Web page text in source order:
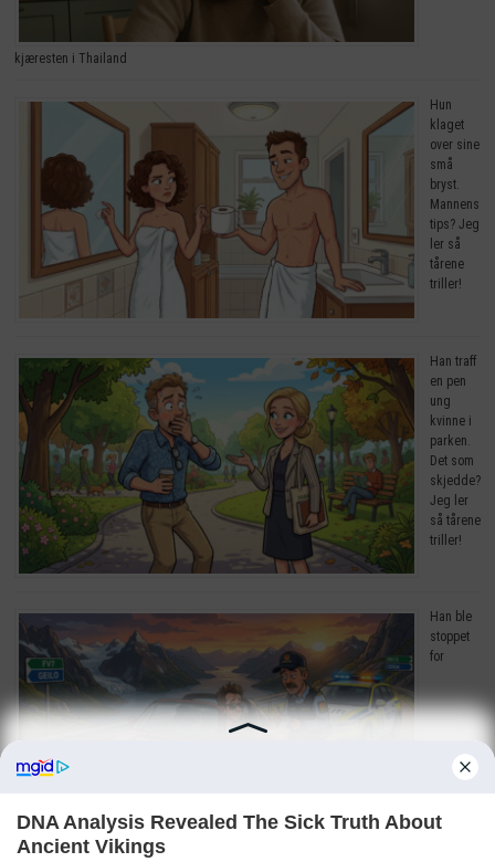
kjæresten i Thailand
Hun
klaget
over sine
små
bryst.
Mannens
tips? Jeg
ler så
tårene
triller!
Han traff
en pen
ung
kvinne i
parken.
Det som
skjedde?
Jeg ler
så tårene
triller!
Han ble
stoppet
for
råkjøring. Grunnen? Jeg ler så tårene triller!